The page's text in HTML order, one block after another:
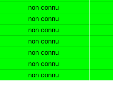
non connu
non connu
non connu
non connu
non connu
non connu
non connu